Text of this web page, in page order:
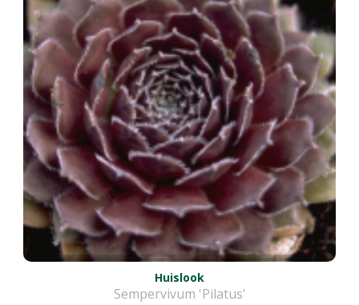
Huislook
Sempervivum 'Pilatus'